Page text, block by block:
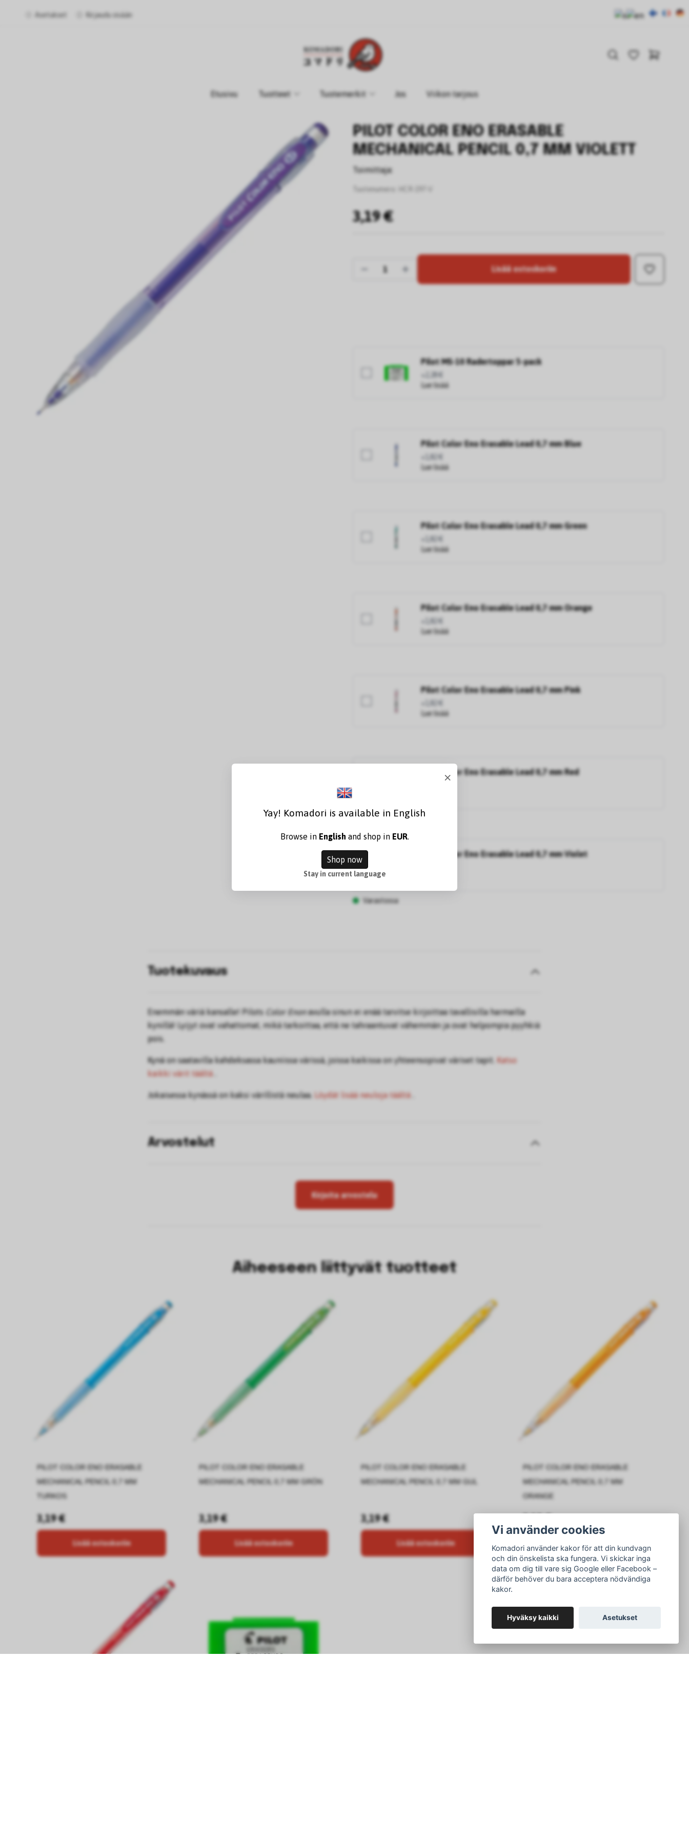
Asetukset Kirjaudu sisään
Etusivu Tuotteet Tuotemerkit Jos Viikon tarjous
PILOT COLOR ENO ERASABLE
MECHANICAL PENCIL 0,7 MM VIOLETT
Toimittaja:
3,19 €
Lisää ostoskoriin
Pilot MS-10 Radertoppar 5-pack
Lue lisää
Pilot Color Eno Erasable Lead 0,7 mm Blue
Lue lisää
Pilot Color Eno Erasable Lead 0,7 mm Green
Lue lisää
Pilot Color Eno Erasable Lead 0,7 mm Orange
Lue lisää
Pilot Color Eno Erasable Lead 0,7 mm Pink
Lue lisää
Pilot Color Eno Erasable Lead 0,7 mm Red
Pilot Color Eno Erasable Lead 0,7 mm Violet
Varastossa
Tuotekuvaus
Enemmän väriä kansalle! Pilots Color Enonavulla sinun ei enää tarvitse kirjoittaa tavallisilla harmailla
kynillä! Lyijyt ovat vahattomat, mikä tarkoittaa, että ne tahraantuvat vähemmän ja ovat helpompia pyyhkiä
pois.
Kynä on saatavilla kahdeksassa kauniissa värissä, joissa kaikissa on yhteensopivat väriset tapit. Katso
kaikki värit täältä.
Jokaisessa kynässä on kaksi värillistä neulaa. Löydät lisää neuloja täältä.
Arvostelut
Kirjoita arvostelu
Aiheeseen liittyvät tuotteet
PILOT COLOR ENO ERASABLE
MECHANICAL PENCIL 0,7 MM
TURKOS
3,19 €
Lisää ostoskoriin
PILOT COLOR ENO ERASABLE
MECHANICAL PENCIL 0,7 MM GRÖN
3,19 €
Lisää ostoskoriin
PILOT COLOR ENO ERASABLE
MECHANICAL PENCIL 0,7 MM GUL
3,19 €
Lisää ostoskoriin
PILOT COLOR ENO ERASABLE
MECHANICAL PENCIL 0,7 MM
ORANGE
Vi använder cookies
Komadori använder kakor för att din kundvagn
och din önskelista ska fungera. Vi skickar inga
data om dig till vare sig Google eller Facebook –
därför behöver du bara acceptera nödvändiga
kakor.
Hyväksy kaikki Asetukset
×
Yay! Komadori is available in English
Browse in English and shop in EUR
Shop now
Stay in current language